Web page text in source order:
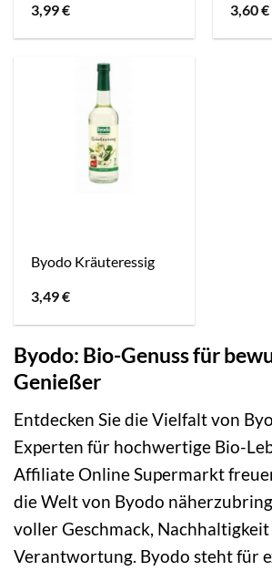
3,99€
3,60€
Byodo Kräuteressig
3,49€
Byodo: Bio-Genuss für
Genießer
Entdecken Sie die Vielfalt von
Experten für hochwertige Bio-
Affiliate Online Supermarkt
die Welt von Byodo
voller Geschmack,
Verantwortung. Byodo steht für